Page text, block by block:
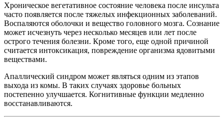
Хроническое вегетативное состояние человека после инсульта
часто появляется после тяжелых инфекционных заболеваний.
Воспаляются оболочки и вещество головного мозга. Сознание
может исчезнуть через несколько месяцев или лет после
острого течения болезни. Кроме того, еще одной причиной
считается интоксикация, повреждение организма ядовитыми
веществами.
Апаллический синдром может являться одним из этапов
выхода из комы. В таких случаях здоровье больных
постепенно улучшается. Когнитивные функции медленно
восстанавливаются.